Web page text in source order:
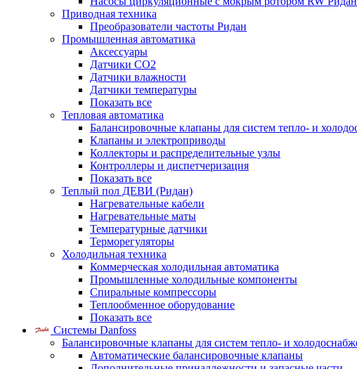
Приводная техника
Преобразователи частоты Ридан
Промышленная автоматика
Аксессуары
Датчики CO2
Датчики влажности
Датчики температуры
Показать все
Тепловая автоматика
Балансировочные клапаны для систем тепло- и
Клапаны и электроприводы
Коллекторы и распределительные узлы
Контроллеры и диспетчеризация
Показать все
Теплый пол ДЕВИ (Ридан)
Нагревательные кабели
Нагревательные маты
Температурные датчики
Терморегуляторы
Холодильная техника
Коммерческая холодильная автоматика
Промышленные холодильные компоненты
Спиральные компрессоры
Теплообменное оборудование
Показать все
Системы Danfoss
Балансировочные клапаны для систем тепло- и
Автоматические балансировочные клапаны